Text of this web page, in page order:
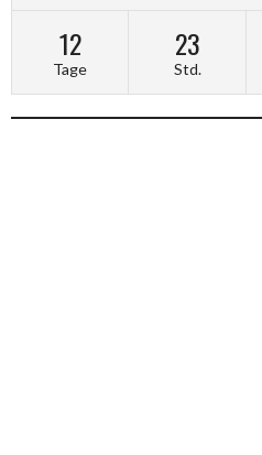
12
Tage
23
Std.